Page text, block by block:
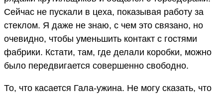
Сейчас не пускали в цеха, показывая работу за
стеклом. Я даже не знаю, с чем это связано, но
очевидно, чтобы уменьшить контакт с гостями
фабрики. Кстати, там, где делали коробки, можно
было передвигается совершенно свободно.
То, что касается Гала-ужина. Не могу сказать, что